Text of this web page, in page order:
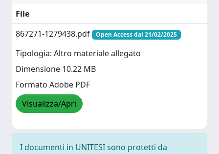
File
867271-1279438.pdf
Open Access dal 21/02/2025
Tipologia: Altro materiale allegato
Dimensione 10.22 MB
Formato Adobe PDF
Visualizza/Apri
I documenti in UNITESI sono protetti da